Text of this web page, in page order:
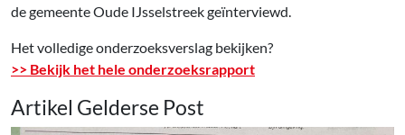
de gemeente Oude IJsselstreek geïnterviewd.
Het volledige onderzoeksverslag bekijken?
>> Bekijk het hele onderzoeksrapport
Artikel Gelderse Post